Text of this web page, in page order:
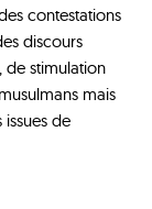
contestations
discours
de stimulation
mais
de